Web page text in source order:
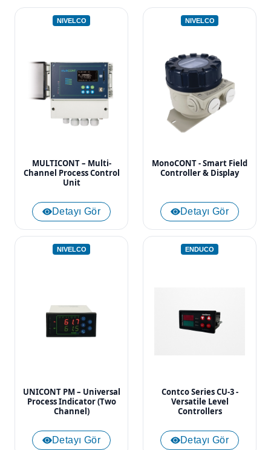
NIVELCO
MULTICONT – Multi-
Channel Process Control
Unit
Detayı Gör
NIVELCO
MonoCONT - Smart Field
Controller & Display
Detayı Gör
NIVELCO
UNICONT PM – Universal
Process Indicator (Two
Channel)
Detayı Gör
ENDUCO
Contco Series CU-3 -
Versatile Level
Controllers
Detayı Gör